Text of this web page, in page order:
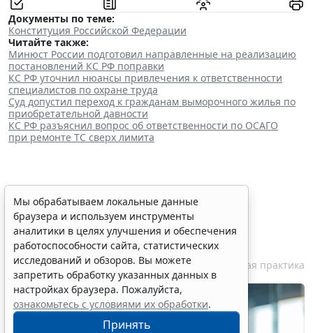
Документы по теме:
Конституция Российской Федерации
Читайте также:
Минюст России подготовил направленные на реализацию
постановлений КС РФ поправки
КС РФ уточнил нюансы привлечения к ответственности
специалистов по охране труда
Суд допустил переход к гражданам выморочного жилья по
приобретательной давности
КС РФ разъяснил вопрос об ответственности по ОСАГО
при ремонте ТС сверх лимита
Персональные данные
медработника недопустимо
публиковать без его согласия
7 августа 2026 18:27 Судебная практика
Мы обрабатываем локальные данные
браузера и используем инструменты
аналитики в целях улучшения и обеспечения
работоспособности сайта, статистических
исследований и обзоров. Вы можете
запретить обработку указанных данных в
настройках браузера. Пожалуйста,
ознакомьтесь с условиями их обработки.
Принять